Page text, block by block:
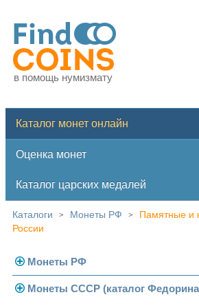
в помощь нумизмату
Каталог монет онлайн
Оценка монет
Каталог царских медалей
Каталоги > Монеты РФ >
Памятные и
России
Монеты РФ
Современная Россия
Монеты СССР (каталог